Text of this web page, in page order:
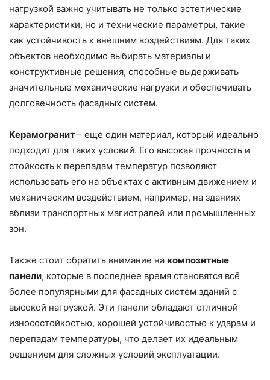
нагрузкой важно учитывать не только эстетические
характеристики, но и технические параметры, такие
как устойчивость к внешним воздействиям. Для таких
объектов необходимо выбирать материалы и
конструктивные решения, способные выдерживать
значительные механические нагрузки и обеспечивать
долговечность фасадных систем.
Керамогранит – еще один материал, который идеально
подходит для таких условий. Его высокая прочность и
стойкость к перепадам температур позволяют
использовать его на объектах с активным движением и
механическим воздействием, например, на зданиях
вблизи транспортных магистралей или промышленных
зон.
Также стоит обратить внимание на композитные
панели, которые в последнее время становятся всё
более популярными для фасадных систем зданий с
высокой нагрузкой. Эти панели обладают отличной
износостойкостью, хорошей устойчивостью к ударам и
перепадам температуры, что делает их идеальным
решением для сложных условий эксплуатации.